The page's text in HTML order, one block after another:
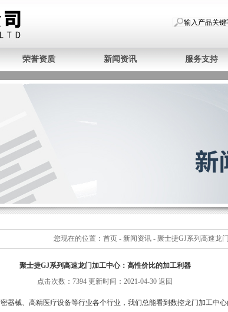
荣誉资质 新闻资讯 服务支持
您现在的位置： 首页 - 新闻资讯 - 聚士捷GJ系列高速龙
聚士捷GJ系列高速龙门加工中心：高性价比的加工利器
点击次数：7394 更新时间：2021-04-30 返回
械、高精医疗设备等行业各个行业，我们总能看到数控龙门加工中心